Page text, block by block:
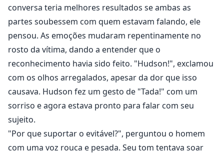
conversa teria melhores resultados se ambas as
partes soubessem com quem estavam falando, ele
pensou. As emoções mudaram repentinamente no
rosto da vítima, dando a entender que o
reconhecimento havia sido feito. "Hudson!", exclamou
com os olhos arregalados, apesar da dor que isso
causava. Hudson fez um gesto de "Tada!" com um
sorriso e agora estava pronto para falar com seu
sujeito.
"Por que suportar o evitável?", perguntou o homem
com uma voz rouca e pesada. Seu tom tentava soar